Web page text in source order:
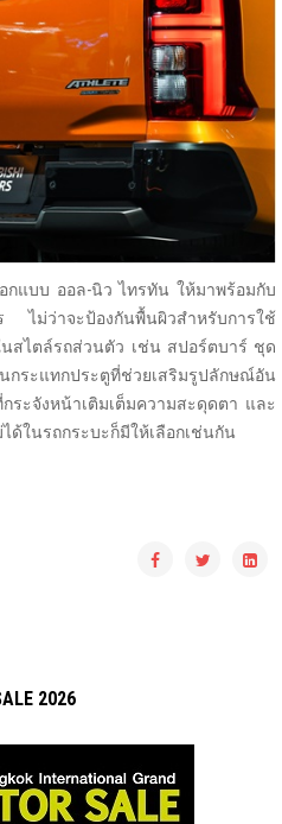
แบบ ออล-นิว ไทรทัน ให้มาพร้อมกับ
ไม่ว่าจะป้องกันพื้นผิวสำหรับการใช้
สไตล์รถส่วนตัว เช่น สปอร์ตบาร์ ชุด
ะแทกประตูที่ช่วยเสริมรูปลักษณ์อัน
ะจังหน้าเติมเต็มความสะดุดตา และ
ในรถกระบะก็มีให้เลือกเช่นกัน
2026